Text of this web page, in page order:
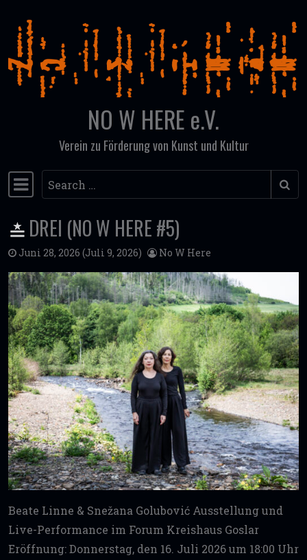
Skip to content
NO W HERE e.V.
Verein zu Förderung von Kunst und Kultur
Main Navigation
Search
DREI (NO W HERE #5)
Juni 28, 2026 (Juli 9, 2026) No W Here
Beate Linne & Snežana Golubović Ausstellung und
Live-Performance im Forum Kreishaus Goslar
Eröffnung: Donnerstag, den 16. Juli 2026 um 18:00 Uhr